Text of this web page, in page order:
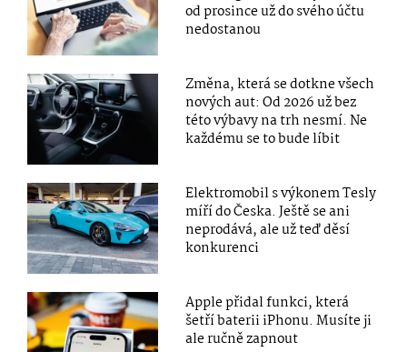
od prosince už do svého účtu
nedostanou
Změna, která se dotkne všech
nových aut: Od 2026 už bez
této výbavy na trh nesmí. Ne
každému se to bude líbit
Elektromobil s výkonem Tesly
míří do Česka. Ještě se ani
neprodává, ale už teď děsí
konkurenci
Apple přidal funkci, která
šetří baterii iPhonu. Musíte ji
ale ručně zapnout